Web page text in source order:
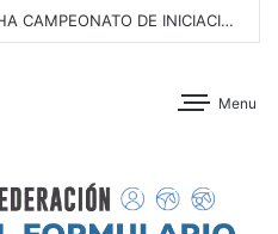
ANTEPROGRAMA: 5° FECHA CAMPEONATO DE INICIACIÓN A LA ACTIVIDAD ECUESTRE ZONA METROPOLITANA SUR – CLUB HÍPICO LA PLATA – 23 DE AGOSTO 2026
Menu